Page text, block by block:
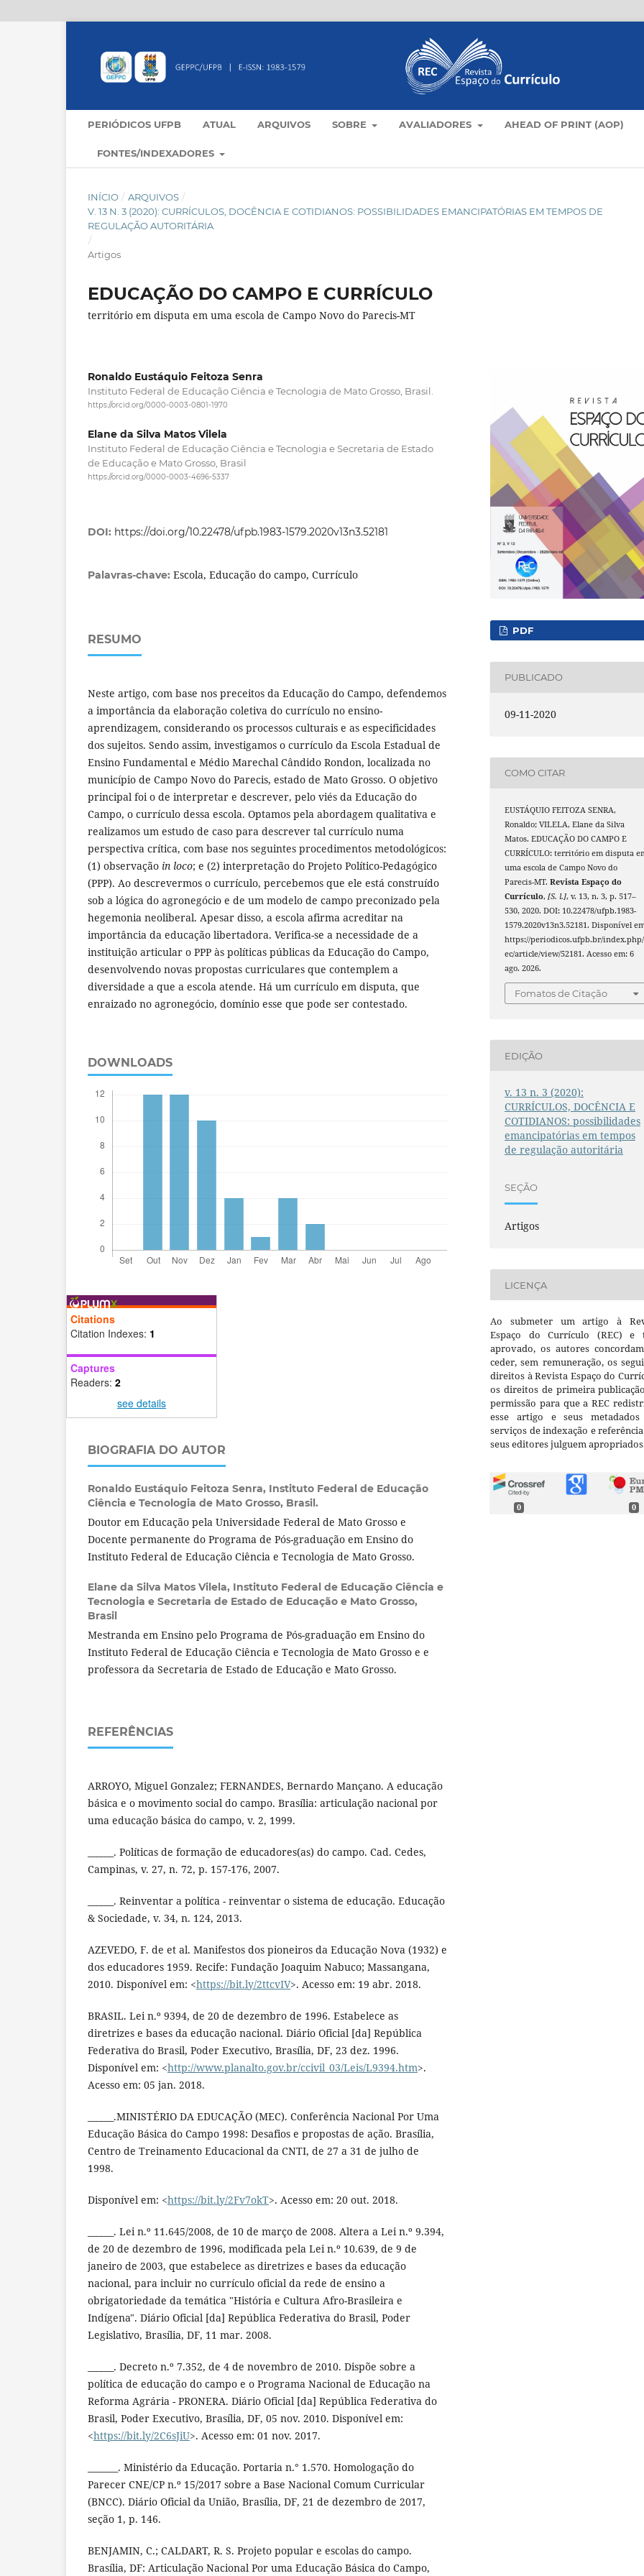
PERIÓDICOS UFPB ATUAL ARQUIVOS SOBRE AVALIADORES AHEAD OF PRINT (AOP)
FONTES/INDEXADORES
INÍCIO / ARQUIVOS /
V. 13 N. 3 (2020): CURRÍCULOS, DOCÊNCIA E COTIDIANOS: POSSIBILIDADES EMANCIPATÓRIAS EM TEMPOS DE
REGULAÇÃO AUTORITÁRIA
/
Artigos
EDUCAÇÃO DO CAMPO E CURRÍCULO
território em disputa em uma escola de Campo Novo do Parecis-MT
Ronaldo Eustáquio Feitoza Senra
Instituto Federal de Educação Ciência e Tecnologia de Mato Grosso, Brasil.
https://orcid.org/0000-0003-0801-1970
Elane da Silva Matos Vilela
Instituto Federal de Educação Ciência e Tecnologia e Secretaria de Estado
de Educação e Mato Grosso, Brasil
https://orcid.org/0000-0003-4696-5337
DOI: https://doi.org/10.22478/ufpb.1983-1579.2020v13n3.52181
Palavras-chave: Escola, Educação do campo, Currículo
RESUMO
Neste artigo, com base nos preceitos da Educação do Campo, defendemos
a importância da elaboração coletiva do currículo no ensino-
aprendizagem, considerando os processos culturais e as especificidades
dos sujeitos. Sendo assim, investigamos o currículo da Escola Estadual de
Ensino Fundamental e Médio Marechal Cândido Rondon, localizada no
município de Campo Novo do Parecis, estado de Mato Grosso. O objetivo
principal foi o de interpretar e descrever, pelo viés da Educação do
Campo, o currículo dessa escola. Optamos pela abordagem qualitativa e
realizamos um estudo de caso para descrever tal currículo numa
perspectiva crítica, com base nos seguintes procedimentos metodológicos:
(1) observação in loco; e (2) interpretação do Projeto Político-Pedagógico
(PPP). Ao descrevermos o currículo, percebemos que ele está construído
sob a lógica do agronegócio e de um modelo de campo preconizado pela
hegemonia neoliberal. Apesar disso, a escola afirma acreditar na
importância da educação libertadora. Verifica-se a necessidade de a
instituição articular o PPP às políticas públicas da Educação do Campo,
desenvolvendo novas propostas curriculares que contemplem a
diversidade a que a escola atende. Há um currículo em disputa, que
enraizado no agronegócio, domínio esse que pode ser contestado.
DOWNLOADS
Citations
Citation Indexes: 1
Captures
Readers: 2
see details
BIOGRAFIA DO AUTOR
Ronaldo Eustáquio Feitoza Senra, Instituto Federal de Educação
Ciência e Tecnologia de Mato Grosso, Brasil.
Doutor em Educação pela Universidade Federal de Mato Grosso e
Docente permanente do Programa de Pós-graduação em Ensino do
Instituto Federal de Educação Ciência e Tecnologia de Mato Grosso.
Elane da Silva Matos Vilela, Instituto Federal de Educação Ciência e
Tecnologia e Secretaria de Estado de Educação e Mato Grosso,
Brasil
Mestranda em Ensino pelo Programa de Pós-graduação em Ensino do
Instituto Federal de Educação Ciência e Tecnologia de Mato Grosso e e
professora da Secretaria de Estado de Educação e Mato Grosso.
REFERÊNCIAS
ARROYO, Miguel Gonzalez; FERNANDES, Bernardo Mançano. A educação
básica e o movimento social do campo. Brasília: articulação nacional por
uma educação básica do campo, v. 2, 1999.
______. Políticas de formação de educadores(as) do campo. Cad. Cedes,
Campinas, v. 27, n. 72, p. 157-176, 2007.
______. Reinventar a política - reinventar o sistema de educação. Educação
& Sociedade, v. 34, n. 124, 2013.
AZEVEDO, F. de et al. Manifestos dos pioneiros da Educação Nova (1932) e
dos educadores 1959. Recife: Fundação Joaquim Nabuco; Massangana,
2010. Disponível em: <https://bit.ly/2ttcvIV>. Acesso em: 19 abr. 2018.
BRASIL. Lei n.º 9394, de 20 de dezembro de 1996. Estabelece as
diretrizes e bases da educação nacional. Diário Oficial [da] República
Federativa do Brasil, Poder Executivo, Brasília, DF, 23 dez. 1996.
Disponível em: <http://www.planalto.gov.br/ccivil_03/Leis/L9394.htm>.
Acesso em: 05 jan. 2018.
______.MINISTÉRIO DA EDUCAÇÃO (MEC). Conferência Nacional Por Uma
Educação Básica do Campo 1998: Desafios e propostas de ação. Brasília,
Centro de Treinamento Educacional da CNTI, de 27 a 31 de julho de
1998.
Disponível em: <https://bit.ly/2Fv7okT>. Acesso em: 20 out. 2018.
______. Lei n.º 11.645/2008, de 10 de março de 2008. Altera a Lei n.º 9.394,
de 20 de dezembro de 1996, modificada pela Lei n.º 10.639, de 9 de
janeiro de 2003, que estabelece as diretrizes e bases da educação
nacional, para incluir no currículo oficial da rede de ensino a
obrigatoriedade da temática "História e Cultura Afro-Brasileira e
Indígena". Diário Oficial [da] República Federativa do Brasil, Poder
Legislativo, Brasília, DF, 11 mar. 2008.
______. Decreto n.º 7.352, de 4 de novembro de 2010. Dispõe sobre a
política de educação do campo e o Programa Nacional de Educação na
Reforma Agrária - PRONERA. Diário Oficial [da] República Federativa do
Brasil, Poder Executivo, Brasília, DF, 05 nov. 2010. Disponível em:
<https://bit.ly/2C6sJiU>. Acesso em: 01 nov. 2017.
_______. Ministério da Educação. Portaria n.° 1.570. Homologação do
Parecer CNE/CP n.º 15/2017 sobre a Base Nacional Comum Curricular
(BNCC). Diário Oficial da União, Brasília, DF, 21 de dezembro de 2017,
seção 1, p. 146.
BENJAMIN, C.; CALDART, R. S. Projeto popular e escolas do campo.
Brasília, DF: Articulação Nacional Por uma Educação Básica do Campo,
PDF
PUBLICADO
09-11-2020
COMO CITAR
EUSTÁQUIO FEITOZA SENRA,
Ronaldo; VILELA, Elane da Silva
Matos. EDUCAÇÃO DO CAMPO E
CURRÍCULO: território em disputa
uma escola de Campo Novo do
Parecis-MT.Revista Espaço do
Currículo,[S. l.], v. 13, n. 3, p. 517–
530, 2020. DOI: 10.22478/ufpb.1983-
1579.2020v13n3.52181. Disponível
https://periodicos.ufpb.br/
ec/article/view/52181. Acesso em: 6
ago. 2026.
Fomatos de Citação
EDIÇÃO
v. 13 n. 3 (2020):
CURRÍCULOS, DOCÊNCIA E
COTIDIANOS: possibilidades
emancipatórias em tempos
de regulação autoritária
SEÇÃO
Artigos
LICENÇA
Ao submeter um artigo à
Espaço do Currículo (REC) e
aprovado, os autores
ceder, sem remuneração, os
direitos à Revista Espaço do
os direitos de primeira
permissão para que a REC
esse artigo e seus metadados
serviços de indexação e
seus editores julguem
0 0